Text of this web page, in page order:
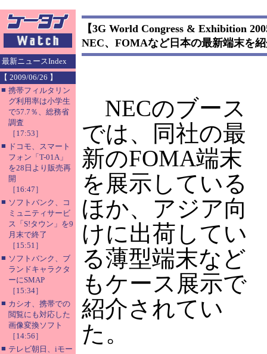
最新ニュースIndex
【 2009/06/26 】
■ 携帯フィルタリン
グ利用率は小学生
で57.7％、総務省
調査
［17:53］
■ ドコモ、スマート
フォン「T-01A」
を28日より販売再
開
［16:47］
■ ソフトバンク、コ
ミュニティサービ
ス「S!タウン」を9
月末で終了
［15:51］
■ ソフトバンク、ブ
ランドキャラクタ
ーにSMAP
［15:34］
■ カシオ、携帯での
閲覧にも対応した
画像変換ソフト
［14:56］
■ テレビ朝日、iモー
【3G World Congress & Exhibition
NEC、FOMAなど日本の最新端末を
NECのブース
では、同社の最
新のFOMA端末
を展示している
ほか、アジア向
けに出荷してい
る薄型端末など
もケース展示で
紹介されてい
た。